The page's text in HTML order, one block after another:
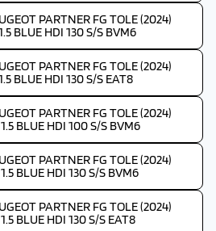
PARTNER FG TOLE (2024)
BLUE HDI 130 S/S BVM6
PARTNER FG TOLE (2024)
BLUE HDI 130 S/S EAT8
PARTNER FG TOLE (2024)
BLUE HDI 100 S/S BVM6
PARTNER FG TOLE (2024)
BLUE HDI 130 S/S BVM6
PARTNER FG TOLE (2024)
BLUE HDI 130 S/S EAT8